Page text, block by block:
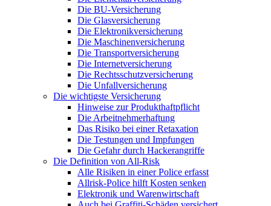
Die BU-Versicherung
Die Glasversicherung
Die Elektronikversicherung
Die Maschinenversicherung
Die Transportversicherung
Die Internetversicherung
Die Rechtsschutzversicherung
Die Unfallversicherung
Die wichtigste Versicherung
Hinweise zur Produkthaftpflicht
Die Arbeitnehmerhaftung
Das Risiko bei einer Retaxation
Die Testungen und Impfungen
Die Gefahr durch Hackerangriffe
Die Definition von All-Risk
Alle Risiken in einer Police erfasst
Allrisk-Police hilft Kosten senken
Elektronik und Warenwirtschaft